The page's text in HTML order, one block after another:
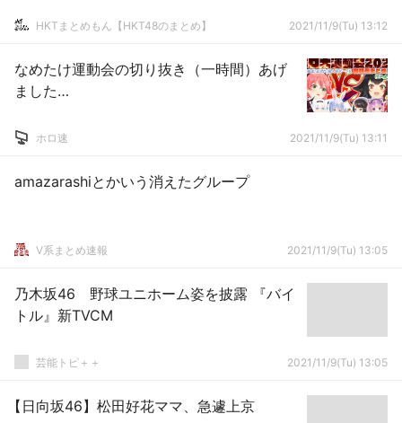
HKTまとめもん【HKT48のまとめ】 2021/11/9(Tu) 13:12
なめたけ運動会の切り抜き（一時間）あげ
ました…
ホロ速 2021/11/9(Tu) 13:11
amazarashiとかいう消えたグループ
V系まとめ速報 2021/11/9(Tu) 13:05
乃木坂46 野球ユニホーム姿を披露 『バイ
トル』新TVCM
芸能トピ＋＋ 2021/11/9(Tu) 13:05
【日向坂46】松田好花ママ、急遽上京